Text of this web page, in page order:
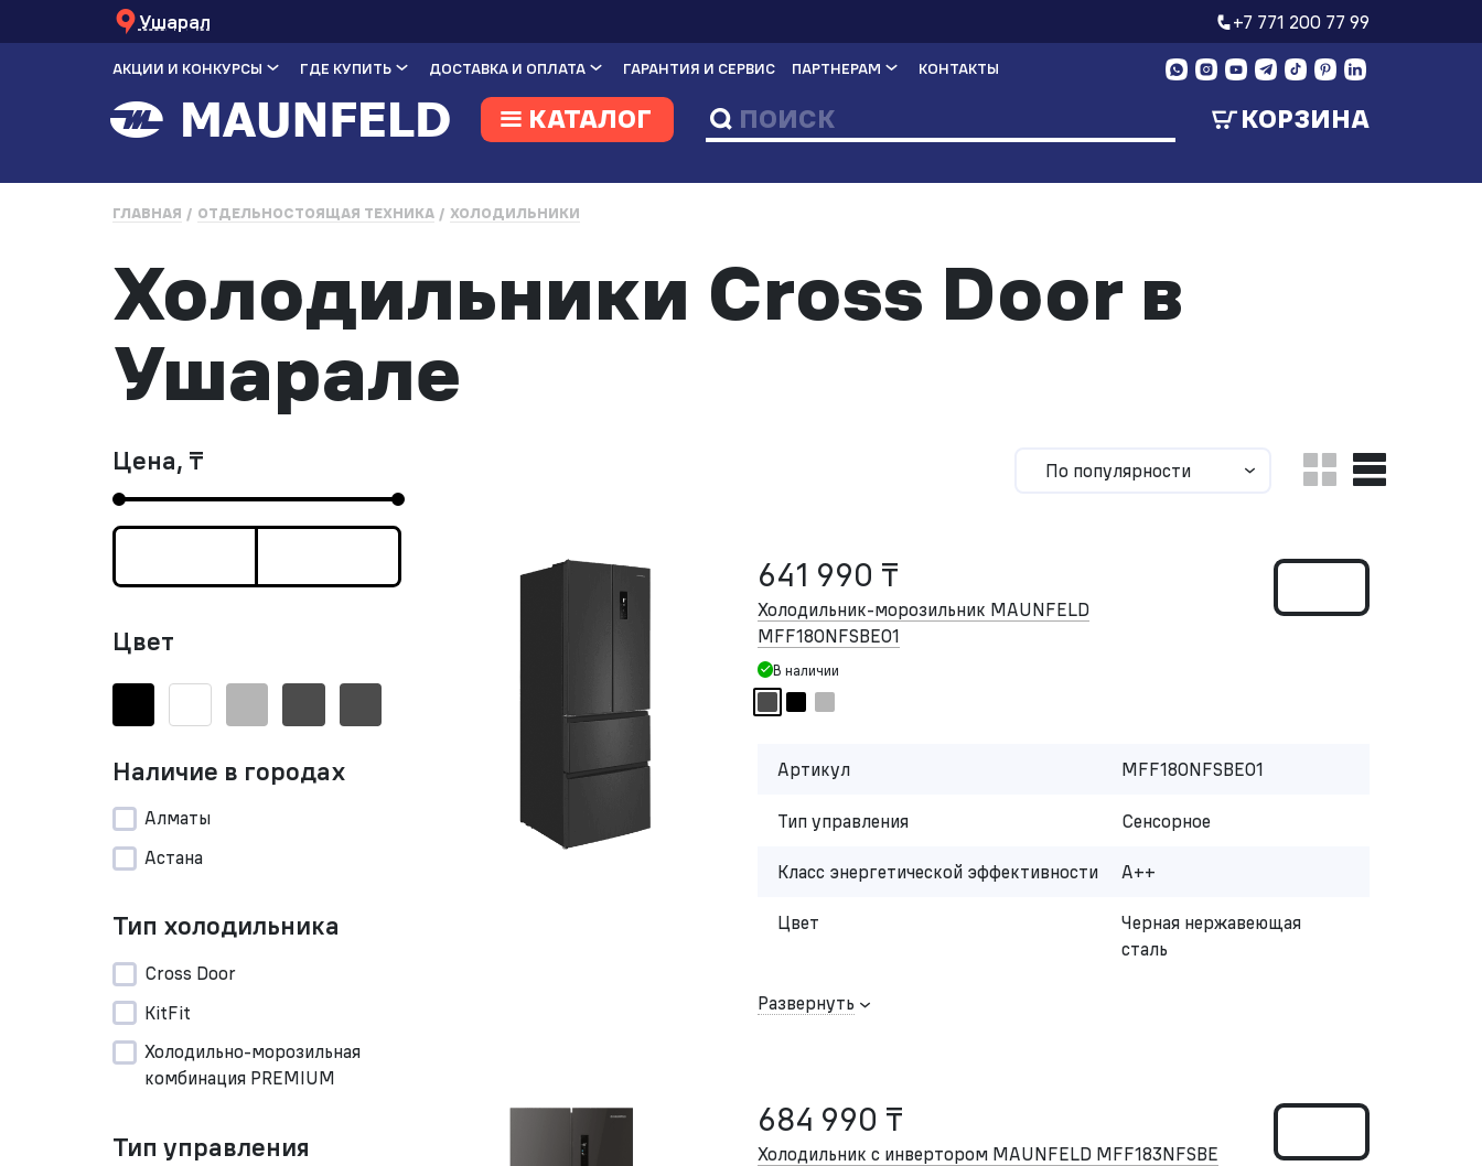
Ушарал +7 771 200 77 99
АКЦИИ И КОНКУРСЫ ГДЕ КУПИТЬ ДОСТАВКА И ОПЛАТА ГАРАНТИЯ И СЕРВИС ПАРТНЕРАМ КОНТАКТЫ
КАТАЛОГ КОРЗИНА
ГЛАВНАЯ ОТДЕЛЬНОСТОЯЩАЯ ТЕХНИКА ХОЛОДИЛЬНИКИ
Холодильники Cross Door в
Ушарале
Цена, ₸
Цвет
Наличие в городах
Алматы
Астана
Тип холодильника
Cross Door
KitFit
Холодильно-морозильная
комбинация PREMIUM
Тип управления
По популярности
641 990 ₸
Холодильник-морозильник MAUNFELD
MFF180NFSBE01
В наличии
Артикул MFF180NFSBE01
Тип управления Сенсорное
Класс энергетической эффективности A++
Цвет
Черная нержавеющая
сталь
Развернуть
684 990 ₸
Холодильник с инвертором MAUNFELD MFF183NFSBE